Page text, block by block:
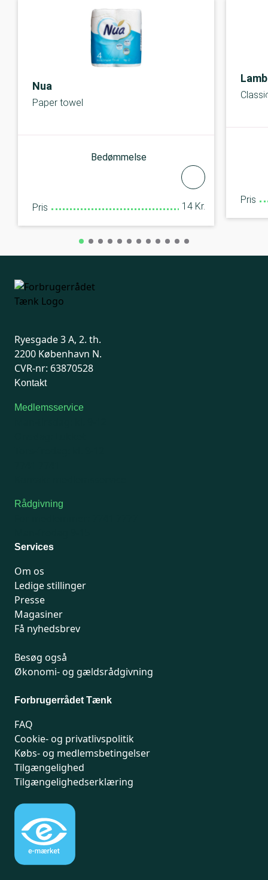
Nua
Paper towel
Bedømmelse
Pris 14 Kr.
Pris
Ryesgade 3 A, 2. th.
2200 København N.
CVR-nr: 63870528
Kontakt
Medlemsservice
Rådgivning
Services
Om os
Ledige stillinger
Presse
Magasiner
Få nyhedsbrev
Besøg også
Økonomi- og gældsrådgivning
Forbrugerrådet Tænk
FAQ
Cookie- og privatlivspolitik
Købs- og medlemsbetingelser
Tilgængelighed
Tilgængelighedserklæring